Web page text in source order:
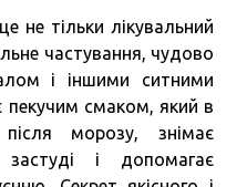
не тільки лікувальний
частування, чудово
і іншими ситними
пекучим смаком, який в
після морозу, знімає
і допомагає